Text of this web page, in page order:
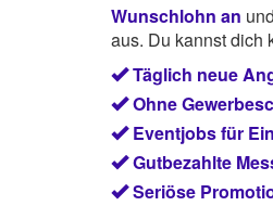
Wunschlohn an
aus. Du kannst dich
Täglich neue
Ohne
Eventjobs für
Gutbezahlte
Seriöse